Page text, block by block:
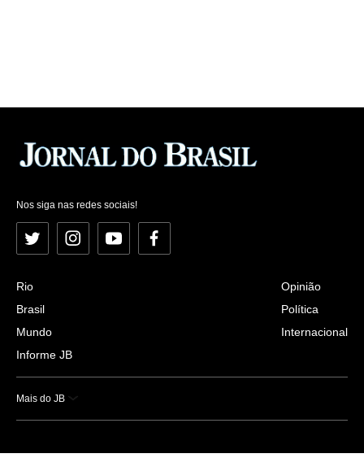
Nos siga nas redes sociais!
Twitter InstagramYouTubeFacebook
Rio
Brasil
Mundo
Informe JB
Opinião
Política
Internacional
Mais do JB
Esportes